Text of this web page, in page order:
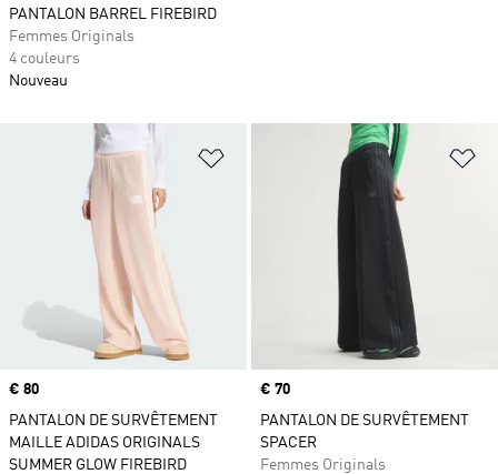
Ajouter à la Liste de produits
Prix
€ 80
PANTALON DE SURVÊTEMENT
MAILLE ADIDAS ORIGINALS
SUMMER GLOW FIREBIRD
Prix
€ 70
PANTALON DE SURVÊTEMENT
SPACER
Femmes Originals
PANTALON BARREL FIREBIRD
Femmes Originals
4 couleurs
Nouveau